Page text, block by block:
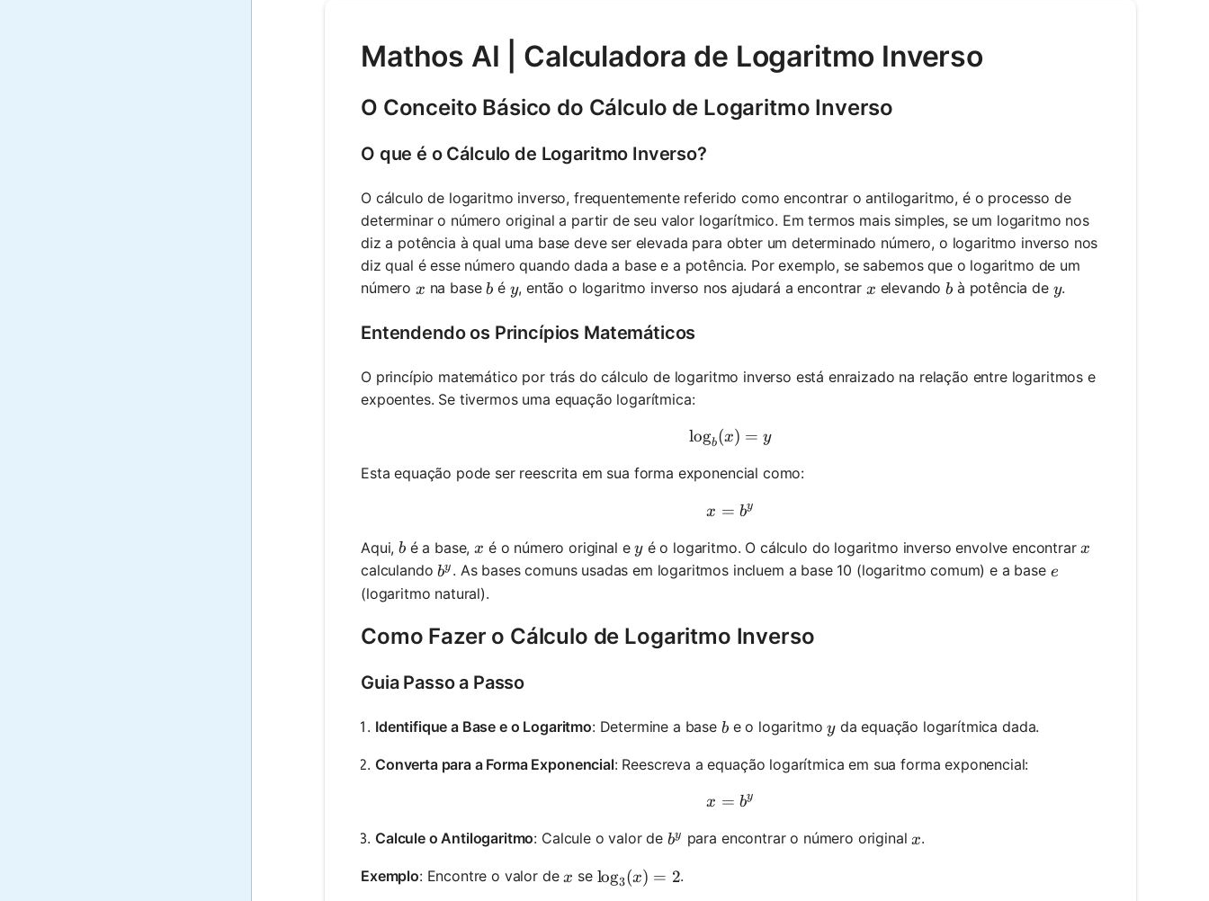
Mathos AI | Calculadora de Logaritmo Inverso
O Conceito Básico do Cálculo de Logaritmo Inverso
O que é o Cálculo de Logaritmo Inverso?
O cálculo de logaritmo inverso, frequentemente referido como encontrar o antilogaritmo, é o processo de
determinar o número original a partir de seu valor logarítmico. Em termos mais simples, se um logaritmo nos
diz a potência à qual uma base deve ser elevada para obter um determinado número, o logaritmo inverso nos
diz qual é esse número quando dada a base e a potência. Por exemplo, se sabemos que o logaritmo de um
número x
x na baseb
b é y
y, então o logaritmo inverso nos ajudará a encontrar x
x elevandob
bà potência de y
y.
Entendendo os Princípios Matemáticos
O princípio matemático por trás do cálculo de logaritmo inverso está enraizado na relação entre logaritmos e
expoentes. Se tivermos uma equação logarítmica:
\log_b(x) = y
logb(x) = y
Esta equação pode ser reescrita em sua forma exponencial como:
x = b^y
x = by
Aqui,b
bé a base,x
x é o número original ey
yé o logaritmo. O cálculo do logaritmo inverso envolve encontrarx
x
calculandob^y
by . As bases comuns usadas em logaritmos incluem a base 10 (logaritmo comum) e a base e
e
(logaritmo natural).
Como Fazer o Cálculo de Logaritmo Inverso
Guia Passo a Passo
Identifique a Base e o Logaritmo: Determine a base b
be o logaritmoy
yda equação logarítmica dada.
Converta para a Forma Exponencial: Reescreva a equação logarítmica em sua forma exponencial:
x = b^y
x = by
Calcule o Antilogaritmo: Calcule o valor de b^y
by para encontrar o número originalx
x.
Exemplo: Encontre o valor de x
x se \log_3(x) = 2
log3(x) = 2.